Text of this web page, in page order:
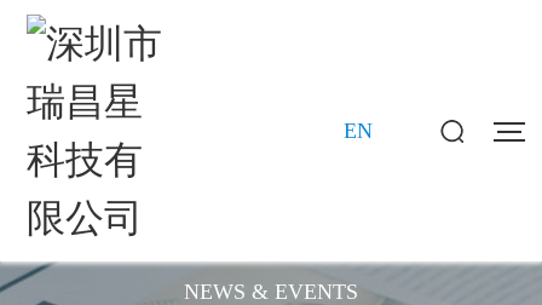
EN
NEWS & EVENTS